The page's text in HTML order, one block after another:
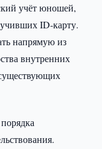
учёт юношей,
ID-карту.
напрямую из
внутренних
существующих